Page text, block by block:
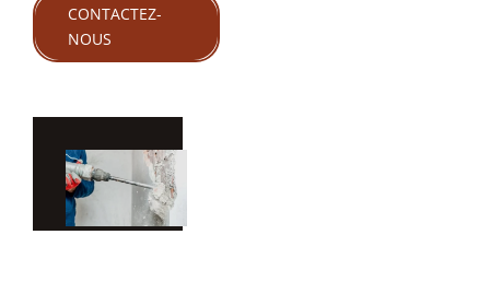
CONTACTEZ-
NOUS